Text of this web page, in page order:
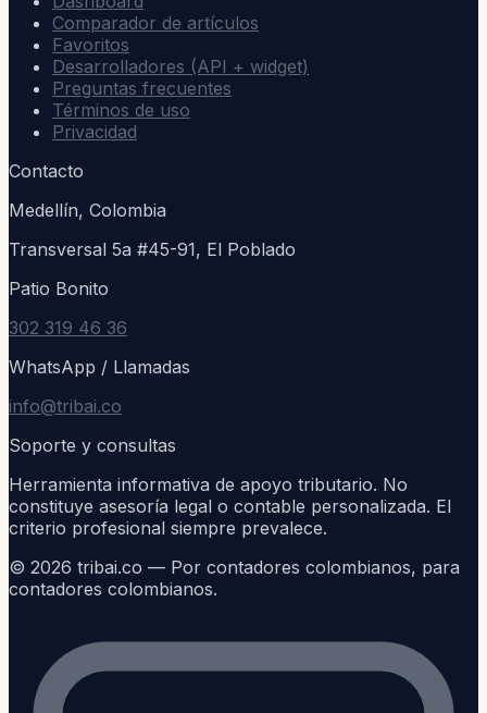
Comparador de artículos
Favoritos
Desarrolladores (API + widget)
Preguntas frecuentes
Términos de uso
Privacidad
Contacto
Medellín, Colombia
Transversal 5a #45-91, El Poblado
Patio Bonito
302 319 46 36
WhatsApp / Llamadas
info@tribai.co
Soporte y consultas
Herramienta informativa de apoyo tributario. No
constituye asesoría legal o contable personalizada. El
criterio profesional siempre prevalece.
© 2026 tribai.co — Por contadores colombianos, para
contadores colombianos.